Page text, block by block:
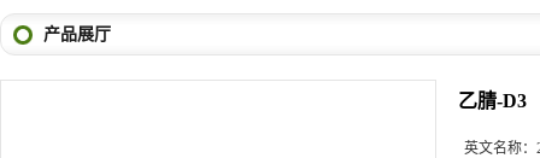
产品展厅
乙腈-D3
英文名称：